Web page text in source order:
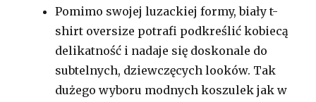
Pomimo swojej luzackiej formy, biały t-
shirt oversize potrafi podkreślić kobiecą
delikatność i nadaje się doskonale do
subtelnych, dziewczęcych looków. Tak
dużego wyboru modnych koszulek jak w